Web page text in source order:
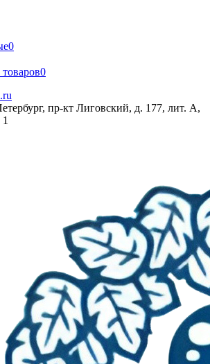
0
0
пр-кт Лиговский, д. 177, лит. А,